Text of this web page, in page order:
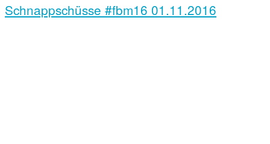
Schnappschüsse #fbm16 01.11.2016